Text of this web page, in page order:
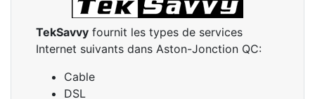
TekSavvy fournit les types de services
Internet suivants dans Aston-Jonction QC:
Cable
DSL